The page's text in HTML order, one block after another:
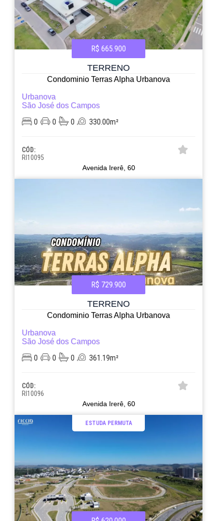
R$ 665.900
TERRENO
Condominio Terras Alpha Urbanova
Urbanova
São José dos Campos
0 0 0 330.00m²
CÓD:
RI10095
Avenida Irerê, 60
R$ 729.900
TERRENO
Condominio Terras Alpha Urbanova
Urbanova
São José dos Campos
0 0 0 361.19m²
CÓD:
RI10096
Avenida Irerê, 60
ESTUDA PERMUTA